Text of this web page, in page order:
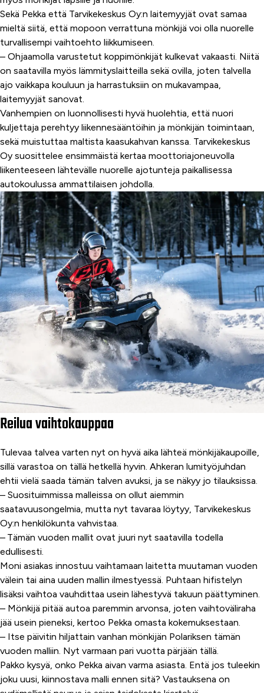
Sekä Pekka että Tarvikekeskus Oy:n laitemyyjät ovat samaa
mieltä siitä, että mopoon verrattuna mönkijä voi olla nuorelle
turvallisempi vaihtoehto liikkumiseen.
– Ohjaamolla varustetut koppimönkijät kulkevat vakaasti. Niitä
on saatavilla myös lämmityslaitteilla sekä ovilla, joten talvella
ajo vaikkapa kouluun ja harrastuksiin on mukavampaa,
laitemyyjät sanovat.
Vanhempien on luonnollisesti hyvä huolehtia, että nuori
kuljettaja perehtyy liikennesääntöihin ja mönkijän toimintaan,
sekä muistuttaa maltista kaasukahvan kanssa. Tarvikekeskus
Oy suosittelee ensimmäistä kertaa moottoriajoneuvolla
liikenteeseen lähtevälle nuorelle ajotunteja paikallisessa
autokoulussa ammattilaisen johdolla.
Reilua vaihtokauppaa
Tulevaa talvea varten nyt on hyvä aika lähteä mönkijäkaupoille,
sillä varastoa on tällä hetkellä hyvin. Ahkeran lumityöjuhdan
ehtii vielä saada tämän talven avuksi, ja se näkyy jo tilauksissa.
– Suosituimmissa malleissa on ollut aiemmin
saatavuusongelmia, mutta nyt tavaraa löytyy, Tarvikekeskus
Oy:n henkilökunta vahvistaa.
– Tämän vuoden mallit ovat juuri nyt saatavilla todella
edullisesti.
Moni asiakas innostuu vaihtamaan laitetta muutaman vuoden
välein tai aina uuden mallin ilmestyessä. Puhtaan hifistelyn
lisäksi vaihtoa vauhdittaa usein lähestyvä takuun päättyminen.
– Mönkijä pitää autoa paremmin arvonsa, joten vaihtoväliraha
jää usein pieneksi, kertoo Pekka omasta kokemuksestaan.
– Itse päivitin hiljattain vanhan mönkijän Polariksen tämän
vuoden malliin. Nyt varmaan pari vuotta pärjään tällä.
Pakko kysyä, onko Pekka aivan varma asiasta. Entä jos tuleekin
joku uusi, kiinnostava malli ennen sitä? Vastauksena on